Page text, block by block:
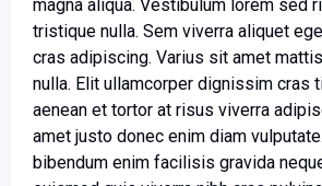
magna aliqua. Vestibulum lorem sed
tristique nulla. Sem viverra aliquet
cras adipiscing. Varius sit amet
nulla. Elit ullamcorper dignissim cras
aenean et tortor at risus viverra
amet justo donec enim diam
bibendum enim facilisis gravida